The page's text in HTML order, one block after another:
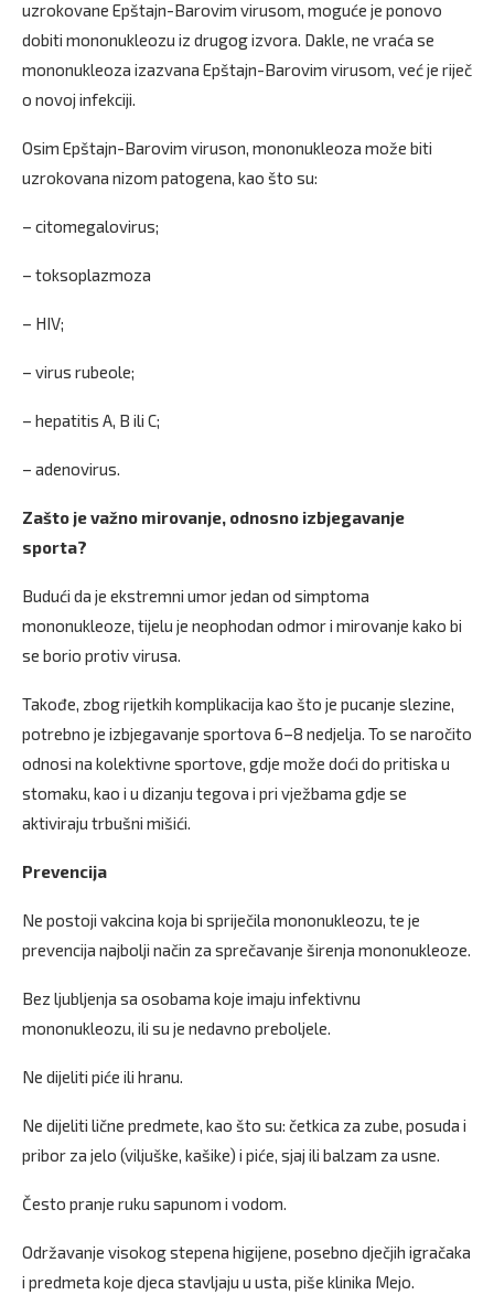
uzrokovane Epštajn-Barovim virusom, moguće je ponovo
dobiti mononukleozu iz drugog izvora. Dakle, ne vraća se
mononukleoza izazvana Epštajn-Barovim virusom, već je riječ
o novoj infekciji.
Osim Epštajn-Barovim viruson, mononukleoza može biti
uzrokovana nizom patogena, kao što su:
– citomegalovirus;
– toksoplazmoza
– HIV;
– virus rubeole;
– hepatitis A, B ili C;
– adenovirus.
Zašto je važno mirovanje, odnosno izbjegavanje
sporta?
Budući da je ekstremni umor jedan od simptoma
mononukleoze, tijelu je neophodan odmor i mirovanje kako bi
se borio protiv virusa.
Takođe, zbog rijetkih komplikacija kao što je pucanje slezine,
potrebno je izbjegavanje sportova 6–8 nedjelja. To se naročito
odnosi na kolektivne sportove, gdje može doći do pritiska u
stomaku, kao i u dizanju tegova i pri vježbama gdje se
aktiviraju trbušni mišići.
Prevencija
Ne postoji vakcina koja bi spriječila mononukleozu, te je
prevencija najbolji način za sprečavanje širenja mononukleoze.
Bez ljubljenja sa osobama koje imaju infektivnu
mononukleozu, ili su je nedavno preboljele.
Ne dijeliti piće ili hranu.
Ne dijeliti lične predmete, kao što su: četkica za zube, posuda i
pribor za jelo (viljuške, kašike) i piće, sjaj ili balzam za usne.
Često pranje ruku sapunom i vodom.
Održavanje visokog stepena higijene, posebno dječjih igračaka
i predmeta koje djeca stavljaju u usta, piše klinika Mejo.